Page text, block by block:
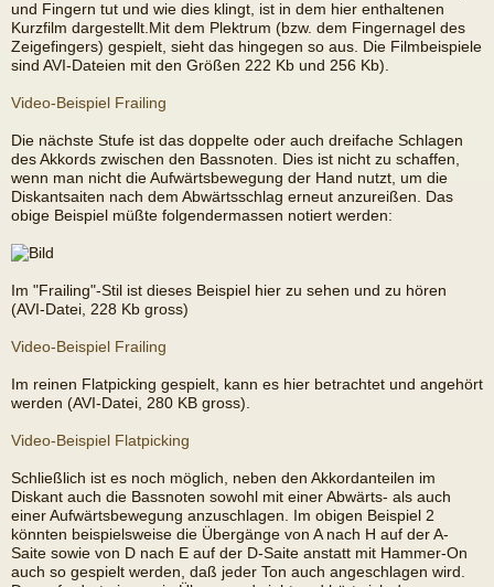
und Fingern tut und wie dies klingt, ist in dem hier enthaltenen
Kurzfilm dargestellt.Mit dem Plektrum (bzw. dem Fingernagel des
Zeigefingers) gespielt, sieht das hingegen so aus. Die Filmbeispiele
sind AVI-Dateien mit den Größen 222 Kb und 256 Kb).
Video-Beispiel Frailing
Die nächste Stufe ist das doppelte oder auch dreifache Schlagen
des Akkords zwischen den Bassnoten. Dies ist nicht zu schaffen,
wenn man nicht die Aufwärtsbewegung der Hand nutzt, um die
Diskantsaiten nach dem Abwärtsschlag erneut anzureißen. Das
obige Beispiel müßte folgendermassen notiert werden:
Im "Frailing"-Stil ist dieses Beispiel hier zu sehen und zu hören
(AVI-Datei, 228 Kb gross)
Video-Beispiel Frailing
Im reinen Flatpicking gespielt, kann es hier betrachtet und angehört
werden (AVI-Datei, 280 KB gross).
Video-Beispiel Flatpicking
Schließlich ist es noch möglich, neben den Akkordanteilen im
Diskant auch die Bassnoten sowohl mit einer Abwärts- als auch
einer Aufwärtsbewegung anzuschlagen. Im obigen Beispiel 2
könnten beispielsweise die Übergänge von A nach H auf der A-
Saite sowie von D nach E auf der D-Saite anstatt mit Hammer-On
auch so gespielt werden, daß jeder Ton auch angeschlagen wird.